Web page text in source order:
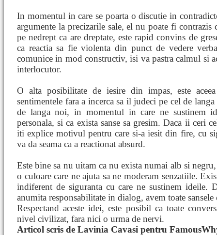
In momentul in care se poarta o discutie in
argumente la precizarile sale, el nu poate fi contrazis
pe nedrept ca are dreptate, este rapid convins de
ca reactia sa fie violenta din punct de vedere
comunice in mod constructiv, isi va pastra calmul si
interlocutor.
O alta posibilitate de iesire din impas, este
sentimentele fara a incerca sa il judeci pe cel de
de langa noi, in momentul in care ne sustinem
personala, si ca exista sanse sa gresim. Daca ii ceri
iti explice motivul pentru care si-a iesit din fire, cu
va da seama ca a reactionat absurd.
Este bine sa nu uitam ca nu exista numai alb si
o culoare care ne ajuta sa ne moderam senzatiile.
indiferent de siguranta cu care ne sustinem ideile.
anumita responsabilitate in dialog, avem toate sansele
Respectand aceste idei, este posibil ca toate
nivel civilizat, fara nici o urma de nervi.
Articol scris de Lavinia Cavasi pentru